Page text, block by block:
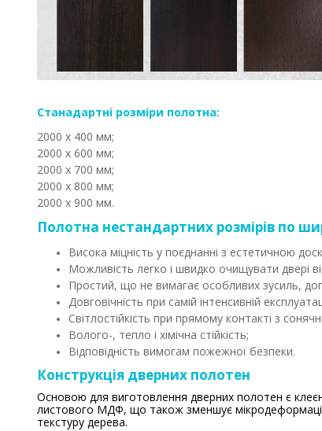
Станадартні розміри полотна:
2000 х 400 мм;
2000 х 600 мм;
2000 х 700 мм;
2000 х 800 мм;
2000 х 900 мм.
Полотна нестандартних розмірів по
Висока міцність у поєднанні з естетичною
Можливість легко і швидко очищувати двері
Простий, що не вимагає особливих зусиль,
Довговічність при самій інтенсивній
Світлостійкість при прямому контакті з
Волого-, тепло і хімічна стійкість;
Відповідність вимогам пожежної безпеки.
Конструкція дверних полотен
Основою для виготовлення дверних полотен є
листового МДФ, що також зменшує мікродеформації
текстуру дерева.